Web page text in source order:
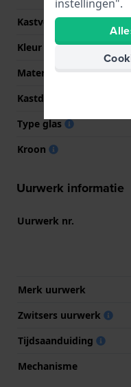
Kastvorm
Kleur kast
Materiaal kastdeksel
Kastdeksel
Type glas
Kroon
Uurwerk informatie
Uurwerk nr.
Merk uurwerk
Zwitsers uurwerk
Tijdsaanduiding
Mechanisme
instellingen".